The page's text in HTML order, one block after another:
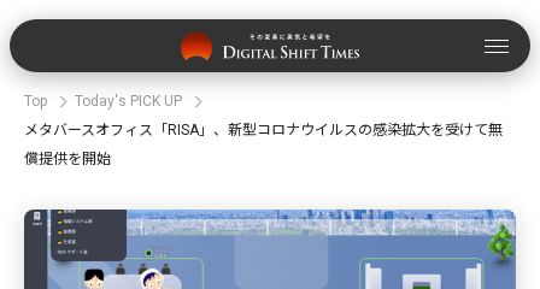
Top
Today's PICK UP
メタバースオフィス「RISA」、新型コロナウイルスの感染拡大を受けて無
償提供を開始